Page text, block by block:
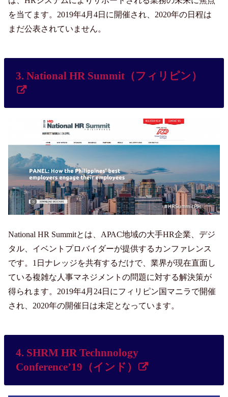
を当てます。2019年4月4日に開催され、2020年の日程は
まだ公表されていません。
3. National HR Summit（フィリピン）
National HR Summitとは、APAC地域の大手HR企業、デジ
タル、イベントプロバイダーが提供するカンファレンス
です。1日ナレッジを共有するだけで、業界が現在直面し
ている複雑な人事マネジメントの問題に対する解決策が
得られます。2019年4月24日にフィリピン国マニラで開催
され、2020年の開催日は未定となっています。
4. SHRM HR Technnology
Conference’19（インド）